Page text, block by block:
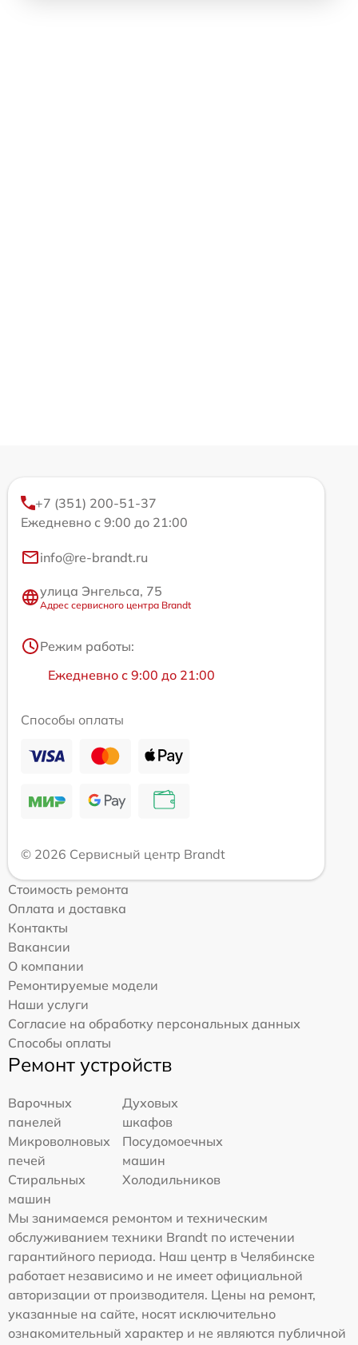
+7 (351) 200-51-37
Ежедневно с 9:00 до 21:00
info@re-brandt.ru
улица Энгельса, 75
Адрес сервисного центра Brandt
Режим работы:
Ежедневно с 9:00 до 21:00
Способы оплаты
© 2026 Сервисный центр Brandt
Стоимость ремонта
Оплата и доставка
Контакты
Вакансии
О компании
Ремонтируемые модели
Наши услуги
Согласие на обработку персональных данных
Способы оплаты
Ремонт устройств
Варочных
панелей
Духовых
шкафов
Микроволновых
печей
Посудомоечных
машин
Стиральных
машин
Холодильников
Мы занимаемся ремонтом и техническим
обслуживанием техники Brandt по истечении
гарантийного периода. Наш центр в Челябинске
работает независимо и не имеет официальной
авторизации от производителя. Цены на ремонт,
указанные на сайте, носят исключительно
ознакомительный характер и не являются публичной